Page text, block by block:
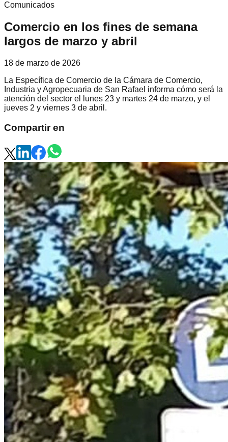
Comunicados
Comercio en los fines de semana
largos de marzo y abril
18 de marzo de 2026
La Específica de Comercio de la Cámara de Comercio,
Industria y Agropecuaria de San Rafael informa cómo será la
atención del sector el lunes 23 y martes 24 de marzo, y el
jueves 2 y viernes 3 de abril.
Compartir en